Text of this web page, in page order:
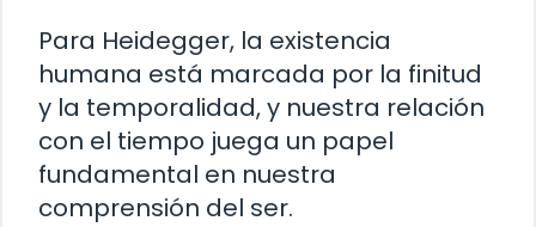
Para Heidegger, la existencia
humana está marcada por la finitud
y la temporalidad, y nuestra relación
con el tiempo juega un papel
fundamental en nuestra
comprensión del ser.